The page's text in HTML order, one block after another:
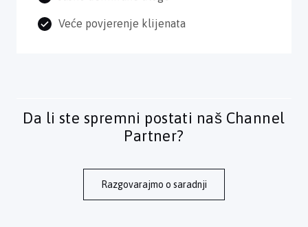
Veće povjerenje klijenata
Da li ste spremni postati naš Channel
Partner?
Razgovarajmo o saradnji